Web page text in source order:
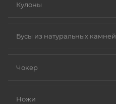
Кулоны
Бусы из натуральных камней
Чокер
Ножи